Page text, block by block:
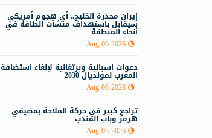
إيران محذرة الخليج.. أي هجوم أمريكي
سيقابل باستهداف منشآت الطاقة في
أنحاء المنطقة
Aug 06 2026
دعوات إسبانية وبرتغالية لإلغاء استضافة
المغرب لمونديال 2030
Aug 06 2026
تراجع كبير في حركة الملاحة بمضيقي
هرمز وباب المندب
Aug 06 2026